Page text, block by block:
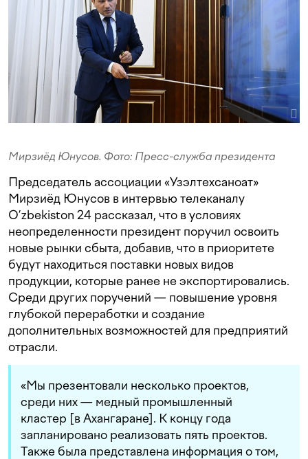
Мирзиёд Юнусов. Фото: Пресс-служба президента
Председатель ассоциации «Узэлтехсаноат»
Мирзиёд Юнусов в интервью телеканалу
O’zbekiston 24 рассказал, что в условиях
неопределенности президент поручил освоить
новые рынки сбыта, добавив, что в приоритете
будут находиться поставки новых видов
продукции, которые ранее не экспортировались.
Среди других поручений — повышение уровня
глубокой переработки и создание
дополнительных возможностей для предприятий
отрасли.
«Мы презентовали несколько проектов,
среди них — медный промышленный
кластер [в Ахангаране]. К концу года
запланировано реализовать пять проектов.
Также была представлена информация о том,